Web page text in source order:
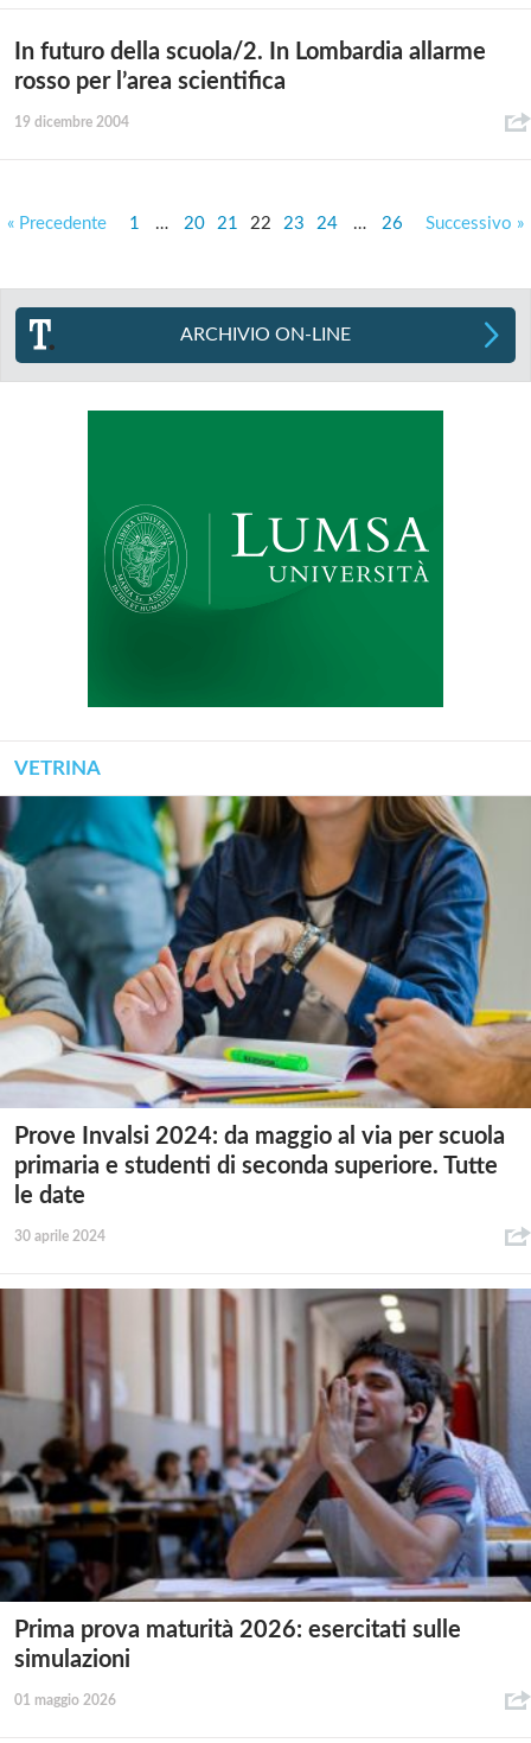
In futuro della scuola/2. In Lombardia allarme
rosso per l’area scientifica
19 dicembre 2004
« Precedente 1 … 20 21 22 23 24 … 26 Successivo »
ARCHIVIO ON-LINE
VETRINA
Prove Invalsi 2024: da maggio al via per scuola
primaria e studenti di seconda superiore. Tutte
le date
30 aprile 2024
Prima prova maturità 2026: esercitati sulle
simulazioni
01 maggio 2026